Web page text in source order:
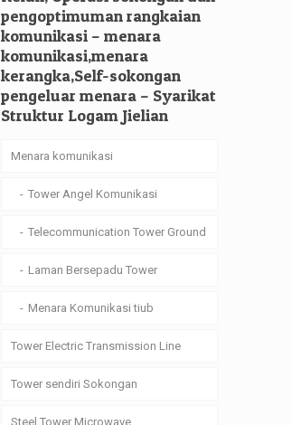
pengoptimuman rangkaian
komunikasi – menara
komunikasi,menara
kerangka,Self-sokongan
pengeluar menara – Syarikat
Struktur Logam Jielian
Menara komunikasi
Tower Angel Komunikasi
Telecommunication Tower Ground
Laman Bersepadu Tower
Menara Komunikasi tiub
Tower Electric Transmission Line
Tower sendiri Sokongan
Steel Tower Microwave